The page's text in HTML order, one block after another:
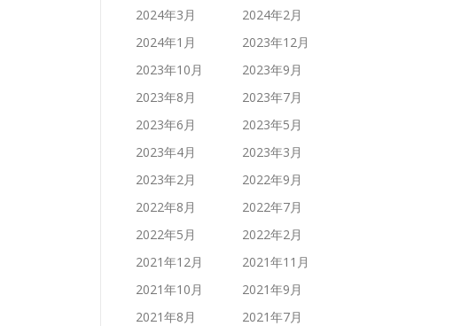
2024年3月
2024年2月
2024年1月
2023年12月
2023年10月
2023年9月
2023年8月
2023年7月
2023年6月
2023年5月
2023年4月
2023年3月
2023年2月
2022年9月
2022年8月
2022年7月
2022年5月
2022年2月
2021年12月
2021年11月
2021年10月
2021年9月
2021年8月
2021年7月